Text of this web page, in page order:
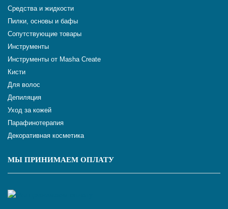
Средства и жидкости
Пилки, основы и бафы
Сопутствующие товары
Инструменты
Инструменты от Masha Create
Кисти
Для волос
Депиляция
Уход за кожей
Парафинотерапия
Декоративная косметика
МЫ ПРИНИМАЕМ ОПЛАТУ